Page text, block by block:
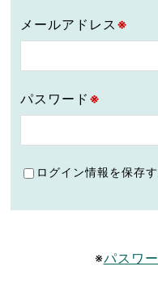
メールアドレス ※
パスワード ※
ログイン情報を保存
※パスワ